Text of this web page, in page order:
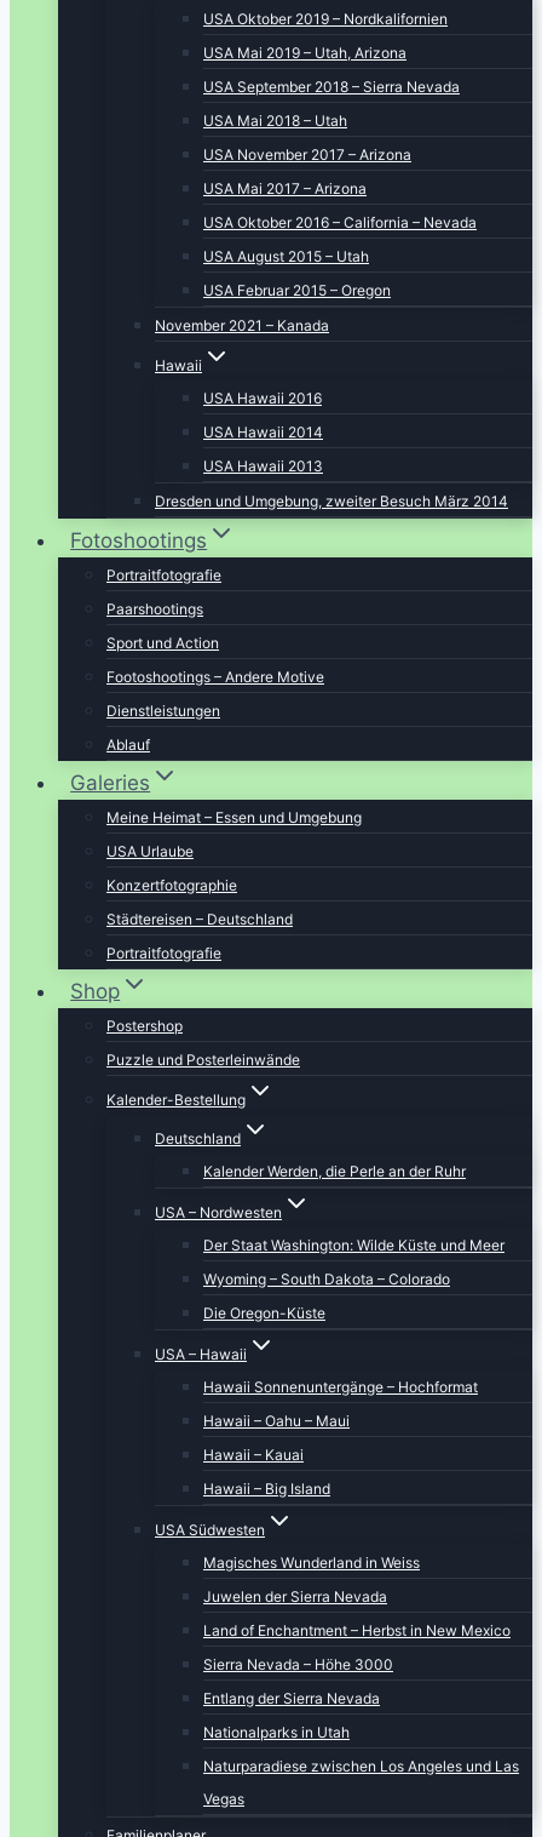
USA Oktober 2019 – Nordkalifornien
USA Mai 2019 – Utah, Arizona
USA September 2018 – Sierra Nevada
USA Mai 2018 – Utah
USA November 2017 – Arizona
USA Mai 2017 – Arizona
USA Oktober 2016 – California – Nevada
USA August 2015 – Utah
USA Februar 2015 – Oregon
November 2021 – Kanada
Hawaii
USA Hawaii 2016
USA Hawaii 2014
USA Hawaii 2013
Dresden und Umgebung, zweiter Besuch März 2014
Fotoshootings
Portraitfotografie
Paarshootings
Sport und Action
Footoshootings – Andere Motive
Dienstleistungen
Ablauf
Galeries
Meine Heimat – Essen und Umgebung
USA Urlaube
Konzertfotographie
Städtereisen – Deutschland
Portraitfotografie
Shop
Postershop
Puzzle und Posterleinwände
Kalender-Bestellung
Deutschland
Kalender Werden, die Perle an der Ruhr
USA – Nordwesten
Der Staat Washington: Wilde Küste und Meer
Wyoming – South Dakota – Colorado
Die Oregon-Küste
USA – Hawaii
Hawaii Sonnenuntergänge – Hochformat
Hawaii – Oahu – Maui
Hawaii – Kauai
Hawaii – Big Island
USA Südwesten
Magisches Wunderland in Weiss
Juwelen der Sierra Nevada
Land of Enchantment – Herbst in New Mexico
Sierra Nevada – Höhe 3000
Entlang der Sierra Nevada
Nationalparks in Utah
Naturparadiese zwischen Los Angeles und Las
Vegas